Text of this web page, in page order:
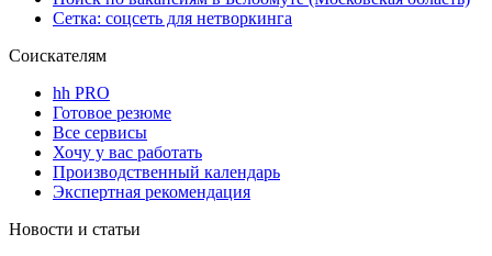
Сетка: соцсеть для нетворкинга
Соискателям
hh PRO
Готовое резюме
Все сервисы
Хочу у вас работать
Производственный календарь
Экспертная рекомендация
Новости и статьи